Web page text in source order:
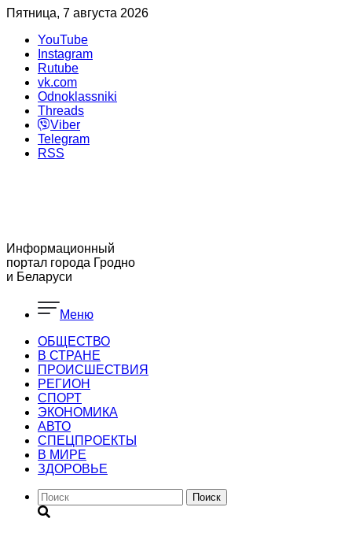
Пятница, 7 августа 2026
YouTube
Instagram
Rutube
vk.com
Odnoklassniki
Threads
Viber
Telegram
RSS
Информационный
портал города Гродно
и Беларуси
Меню
ОБЩЕСТВО
В СТРАНЕ
ПРОИСШЕСТВИЯ
РЕГИОН
CПОРТ
ЭКОНОМИКА
АВТО
СПЕЦПРОЕКТЫ
В МИРЕ
ЗДОРОВЬЕ
Поиск